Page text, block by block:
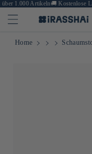
1.000 Artikeln🚚Kostenlose
Home